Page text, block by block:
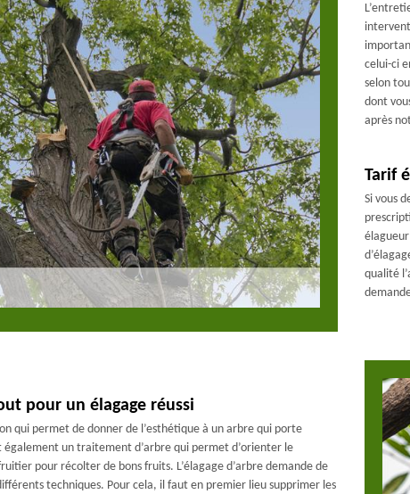
celui-ci
selon
dont
après
Tarif
Si vous
qualité
pour un élagage réussi
qui permet de donner de l’esthétique à un arbre qui porte
également un traitement d’arbre qui permet d’orienter le
pour récolter de bons fruits. L’élagage d’arbre demande de
techniques. Pour cela, il faut en premier lieu supprimer les